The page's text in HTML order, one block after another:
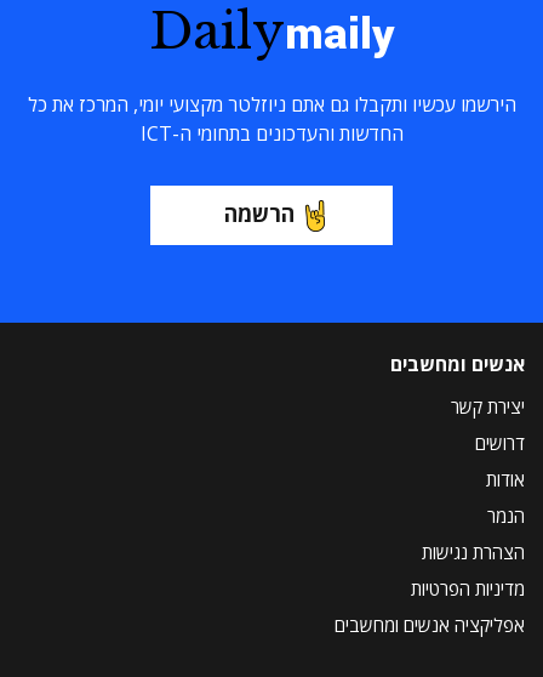
Dailymaily
הירשמו עכשיו ותקבלו גם אתם ניוזלטר מקצועי יומי, המרכז את כל
החדשות והעדכונים בתחומי ה-ICT
הרשמה
אנשים ומחשבים
יצירת קשר
דרושים
אודות
הנמר
הצהרת נגישות
מדיניות הפרטיות
אפליקציה אנשים ומחשבים